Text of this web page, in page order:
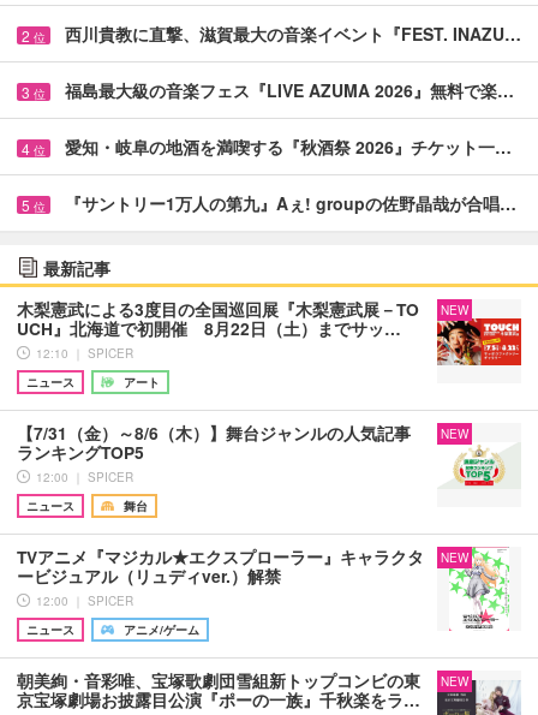
2 位 西川貴教に直撃、滋賀最大の音楽イベント『FEST. INAZU…
3 位 福島最大級の音楽フェス『LIVE AZUMA 2026』無料で楽…
4 位 愛知・岐阜の地酒を満喫する『秋酒祭 2026』チケット一…
5 位 『サントリー1万人の第九』Aぇ! groupの佐野晶哉が合唱…
最新記事
木梨憲武による3度目の全国巡回展『木梨憲武展－TO
UCH』北海道で初開催 8月22日（土）までサッ…
12:10 ｜ SPICER
ニュース
アート
NEW
【7/31（金）～8/6（木）】舞台ジャンルの人気記事
ランキングTOP5
12:00 ｜ SPICER
ニュース
舞台
NEW
TVアニメ『マジカル★エクスプローラー』キャラクタ
ービジュアル（リュディver.）解禁
12:00 ｜ SPICER
ニュース
アニメ/ゲーム
NEW
朝美絢・音彩唯、宝塚歌劇団雪組新トップコンビの東
京宝塚劇場お披露目公演『ポーの一族』千秋楽をラ…
NEW